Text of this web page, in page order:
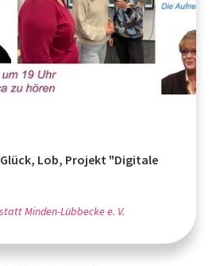
Lob, Projekt "Digitale
Minden-Lübbecke e. V.